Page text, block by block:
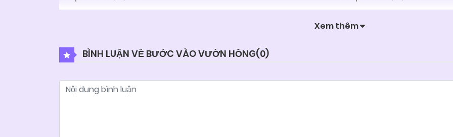
Xem thêm
BÌNH LUẬN VỀ BƯỚC VÀO VƯỜN HỒNG(0)